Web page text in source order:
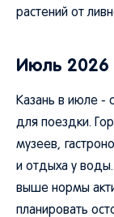
растений от
Июль 2026
Казань в июле -
для поездки.
музеев,
и отдыха у
выше нормы
планировать